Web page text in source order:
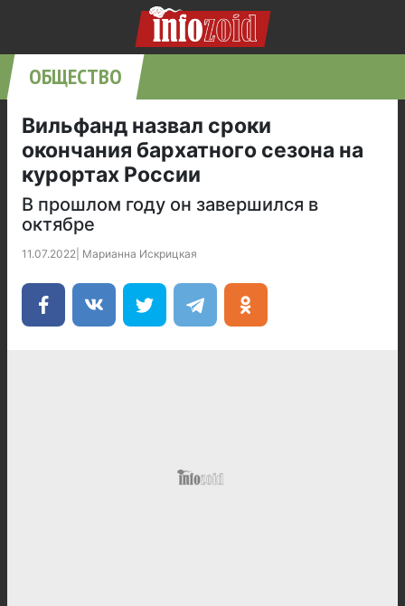
ОБЩЕСТВО
Вильфанд назвал сроки
окончания бархатного сезона на
курортах России
В прошлом году он завершился в
октябре
11.07.2022 Марианна Искрицкая